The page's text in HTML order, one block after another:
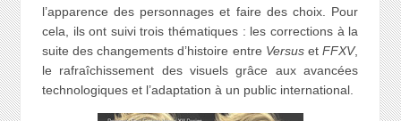
l’apparence des personnages et faire des choix. Pour
cela, ils ont suivi trois thématiques : les corrections à la
suite des changements d’histoire entre VersusetFFXV,
le rafraîchissement des visuels grâce aux avancées
technologiques et l’adaptation à un public international.